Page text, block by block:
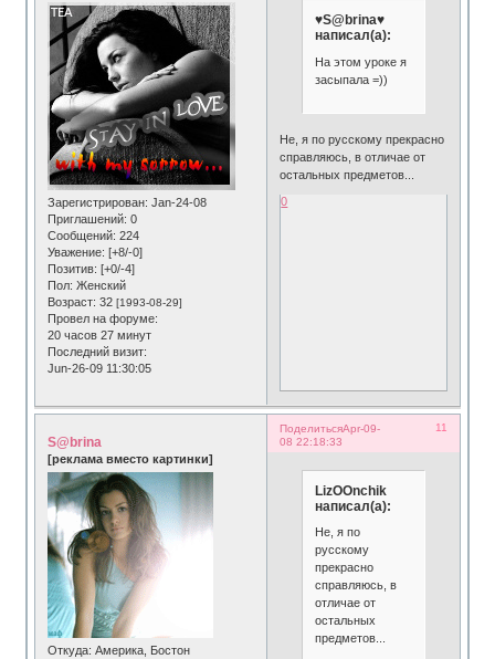
Зарегистрирован: Jan-24-08
Приглашений: 0
Сообщений: 224
Уважение: [+8/-0]
Позитив: [+0/-4]
Пол: Женский
Возраст: 32[1993-08-29]
Провел на форуме:
20 часов 27 минут
Последний визит:
Jun-26-09 11:30:05
♥S@brina♥
написал(а):
На этом уроке я
засыпала =))
Не, я по русскому прекрасно
справляюсь, в отличае от
остальных предметов...
0
Поделиться 11
Apr-09-
08 22:18:33
S@brina
[реклама вместо картинки]
Откуда: Америка, Бостон
LizOOnchik
написал(а):
Не, я по
русскому
прекрасно
справляюсь, в
отличае от
остальных
предметов...